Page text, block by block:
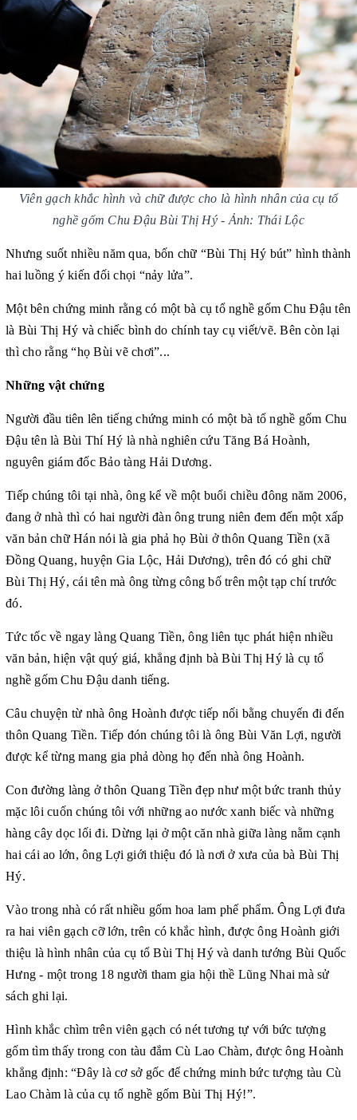
Viên gạch khắc hình và chữ được cho là hình nhân của cụ tổ
nghề gốm Chu Đậu Bùi Thị Hý - Ảnh: Thái Lộc
Nhưng suốt nhiều năm qua, bốn chữ “Bùi Thị Hý bút” hình thành
hai luồng ý kiến đối chọi “nảy lửa”.
Một bên chứng minh rằng có một bà cụ tổ nghề gốm Chu Đậu tên
là Bùi Thị Hý và chiếc bình do chính tay cụ viết/vẽ. Bên còn lại
thì cho rằng “họ Bùi vẽ chơi”...
Những vật chứng
Người đầu tiên lên tiếng chứng minh có một bà tổ nghề gốm Chu
Đậu tên là Bùi Thí Hý là nhà nghiên cứu Tăng Bá Hoành,
nguyên giám đốc Bảo tàng Hải Dương.
Tiếp chúng tôi tại nhà, ông kể về một buổi chiều đông năm 2006,
đang ở nhà thì có hai người đàn ông trung niên đem đến một xấp
văn bản chữ Hán nói là gia phả họ Bùi ở thôn Quang Tiền (xã
Đồng Quang, huyện Gia Lộc, Hải Dương), trên đó có ghi chữ
Bùi Thị Hý, cái tên mà ông từng công bố trên một tạp chí trước
đó.
Tức tốc về ngay làng Quang Tiền, ông liên tục phát hiện nhiều
văn bản, hiện vật quý giá, khẳng định bà Bùi Thị Hý là cụ tổ
nghề gốm Chu Đậu danh tiếng.
Câu chuyện từ nhà ông Hoành được tiếp nối bằng chuyến đi đến
thôn Quang Tiền. Tiếp đón chúng tôi là ông Bùi Văn Lợi, người
được kể từng mang gia phả dòng họ đến nhà ông Hoành.
Con đường làng ở thôn Quang Tiền đẹp như một bức tranh thủy
mặc lôi cuốn chúng tôi với những ao nước xanh biếc và những
hàng cây dọc lối đi. Dừng lại ở một căn nhà giữa làng nằm cạnh
hai cái ao lớn, ông Lợi giới thiệu đó là nơi ở xưa của bà Bùi Thị
Hý.
Vào trong nhà có rất nhiều gốm hoa lam phế phẩm. Ông Lợi đưa
ra hai viên gạch cỡ lớn, trên có khắc hình, được ông Hoành giới
thiệu là hình nhân của cụ tổ Bùi Thị Hý và danh tướng Bùi Quốc
Hưng - một trong 18 người tham gia hội thề Lũng Nhai mà sử
sách ghi lại.
Hình khắc chìm trên viên gạch có nét tương tự với bức tượng
gốm tìm thấy trong con tàu đắm Cù Lao Chàm, được ông Hoành
khẳng định: “Đây là cơ sở gốc để chứng minh bức tượng tàu Cù
Lao Chàm là của cụ tổ nghề gốm Bùi Thị Hý!”.